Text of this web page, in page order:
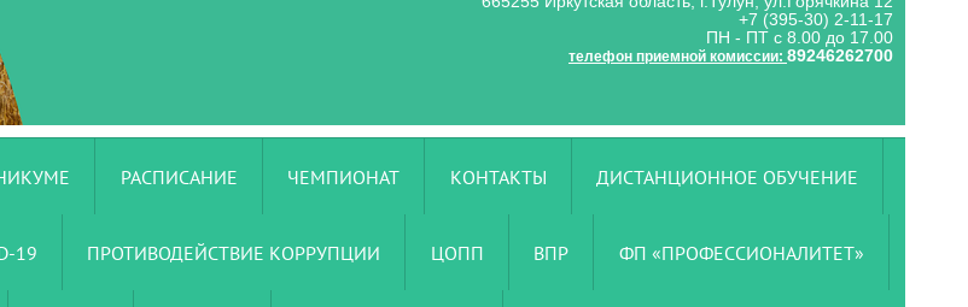
+7 (395-30) 2-11-17
ПН - ПТ с 8.00 до 17.00
телефон приемной комиссии: 89246262700
РАСПИСАНИЕ ЧЕМПИОНАТ КОНТАКТЫ ДИСТАНЦИОННОЕ ОБУЧЕНИЕ
19 ПРОТИВОДЕЙСТВИЕ КОРРУПЦИИ ЦОПП ВПР ФП «ПРОФЕССИОНАЛИТЕТ»